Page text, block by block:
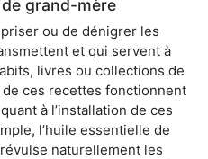
grand-mère
ou de dénigrer les
et qui servent à
livres ou collections de
ces recettes fonctionnent
à l’installation de ces
l’huile essentielle de
naturellement les